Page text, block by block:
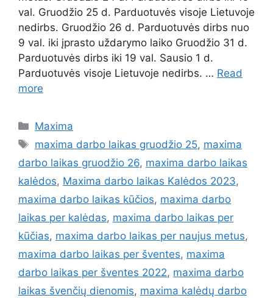
val. Gruodžio 25 d. Parduotuvės visoje Lietuvoje
nedirbs. Gruodžio 26 d. Parduotuvės dirbs nuo
9 val. iki įprasto uždarymo laiko Gruodžio 31 d.
Parduotuvės dirbs iki 19 val. Sausio 1 d.
Parduotuvės visoje Lietuvoje nedirbs. … Read
more
Maxima
maxima darbo laikas gruodžio 25, maxima
darbo laikas gruodžio 26, maxima darbo laikas
kalėdos, Maxima darbo laikas Kalėdos 2023,
maxima darbo laikas kūčios, maxima darbo
laikas per kalėdas, maxima darbo laikas per
kūčias, maxima darbo laikas per naujus metus,
maxima darbo laikas per šventes, maxima
darbo laikas per šventes 2022, maxima darbo
laikas švenčių dienomis, maxima kalėdų darbo